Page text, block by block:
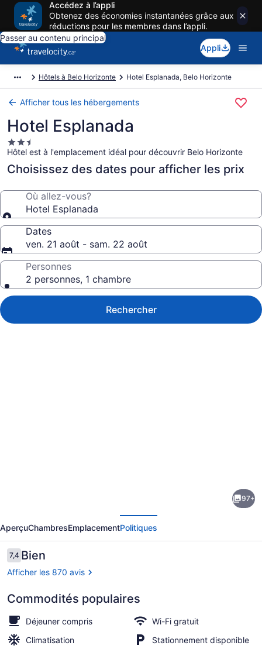
Accédez à l’appli
Obtenez des économies instantanées grâce aux
réductions pour les membres dans l’appli.
Passer au contenu principal
Appli
Hôtels à Belo Horizonte Hotel Esplanada, Belo Horizonte
Afficher tous les hébergements
Hotel Esplanada
Hébergement
2.5 étoiles
Hôtel est à l'emplacement idéal pour découvrir Belo Horizonte
Choisissez des dates pour afficher les prix
Où allez-vous?
Hotel Esplanada
Dates
ven. 21 août - sam. 22 août
Personnes
2 personnes, 1 chambre
Rechercher
Hotel
Esplanada
Réception
97+
AperçuChambresEmplacementPolitiques
Avis
7,47,4 sur 10 –
Bien
Afficher les 870 avis
Commodités populaires
Déjeuner compris
Wi-Fi gratuit
Climatisation
Stationnement disponible